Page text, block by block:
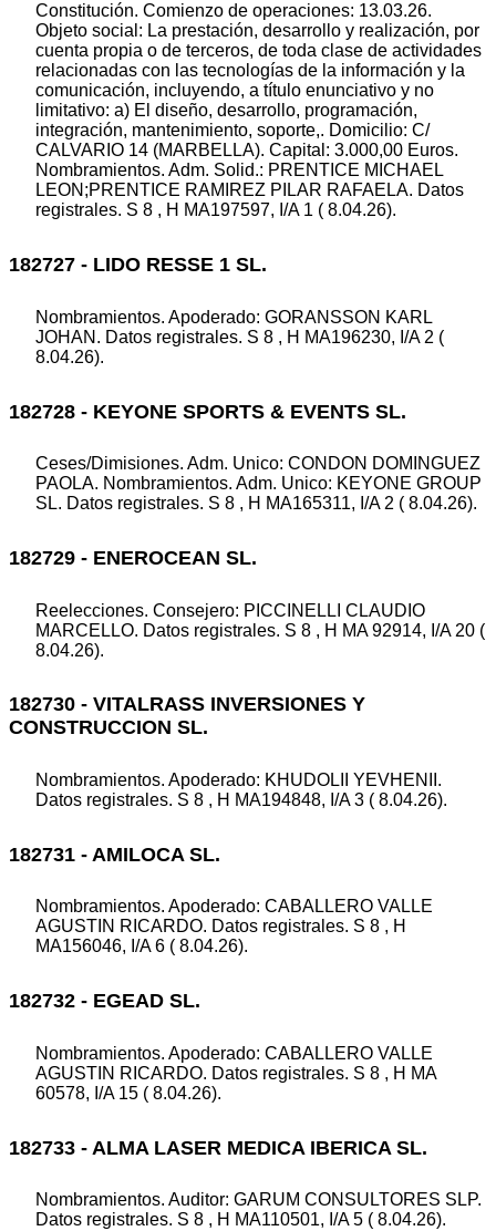
Constitución. Comienzo de operaciones: 13.03.26.
Objeto social: La prestación, desarrollo y realización, por
cuenta propia o de terceros, de toda clase de actividades
relacionadas con las tecnologías de la información y la
comunicación, incluyendo, a título enunciativo y no
limitativo: a) El diseño, desarrollo, programación,
integración, mantenimiento, soporte,. Domicilio: C/
CALVARIO 14 (MARBELLA). Capital: 3.000,00 Euros.
Nombramientos. Adm. Solid.: PRENTICE MICHAEL
LEON;PRENTICE RAMIREZ PILAR RAFAELA. Datos
registrales. S 8 , H MA197597, I/A 1 ( 8.04.26).
182727 - LIDO RESSE 1 SL.
Nombramientos. Apoderado: GORANSSON KARL
JOHAN. Datos registrales. S 8 , H MA196230, I/A 2 (
8.04.26).
182728 - KEYONE SPORTS & EVENTS SL.
Ceses/Dimisiones. Adm. Unico: CONDON DOMINGUEZ
PAOLA. Nombramientos. Adm. Unico: KEYONE GROUP
SL. Datos registrales. S 8 , H MA165311, I/A 2 ( 8.04.26).
182729 - ENEROCEAN SL.
Reelecciones. Consejero: PICCINELLI CLAUDIO
MARCELLO. Datos registrales. S 8 , H MA 92914, I/A 20 (
8.04.26).
182730 - VITALRASS INVERSIONES Y
CONSTRUCCION SL.
Nombramientos. Apoderado: KHUDOLII YEVHENII.
Datos registrales. S 8 , H MA194848, I/A 3 ( 8.04.26).
182731 - AMILOCA SL.
Nombramientos. Apoderado: CABALLERO VALLE
AGUSTIN RICARDO. Datos registrales. S 8 , H
MA156046, I/A 6 ( 8.04.26).
182732 - EGEAD SL.
Nombramientos. Apoderado: CABALLERO VALLE
AGUSTIN RICARDO. Datos registrales. S 8 , H MA
60578, I/A 15 ( 8.04.26).
182733 - ALMA LASER MEDICA IBERICA SL.
Nombramientos. Auditor: GARUM CONSULTORES SLP.
Datos registrales. S 8 , H MA110501, I/A 5 ( 8.04.26).